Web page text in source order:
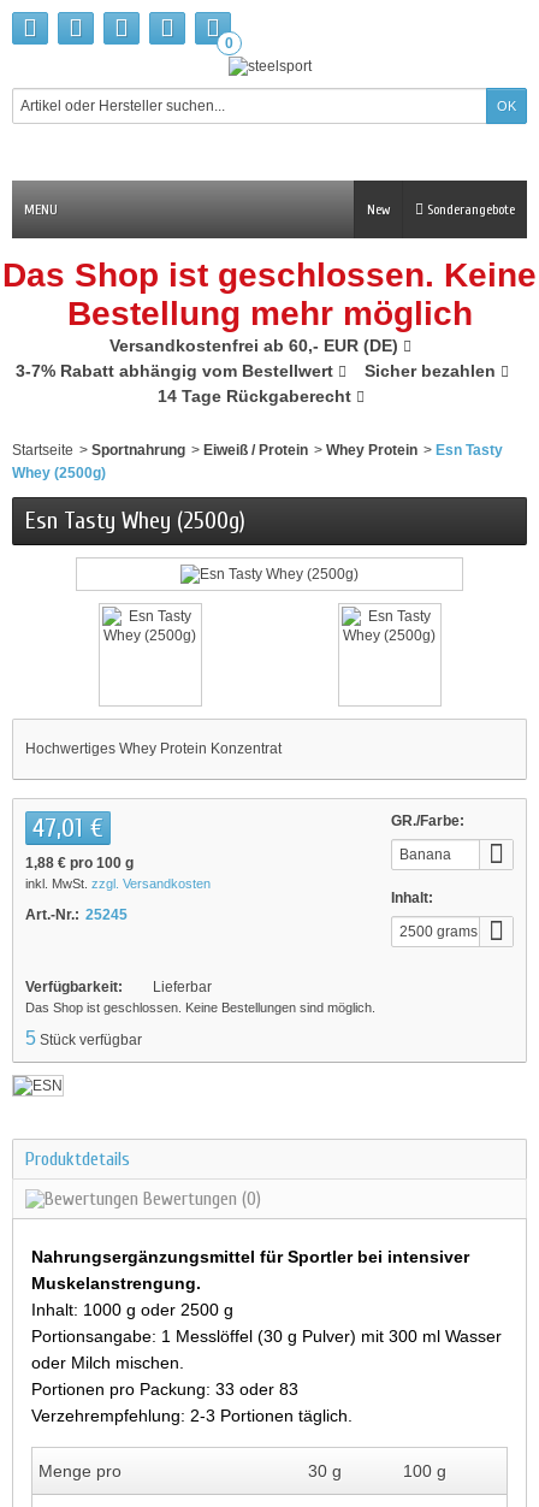
0
MENU Sonderangebote
New
Das Shop ist geschlossen. Keine
Bestellung mehr möglich
Versandkostenfrei ab 60,- EUR (DE)
3-7% Rabatt abhängig vom Bestellwert
Sicher bezahlen
14 Tage Rückgaberecht
Startseite > Sportnahrung > Eiweiß / Protein > Whey Protein > Esn Tasty
Whey (2500g)
Esn Tasty Whey (2500g)
Hochwertiges Whey Protein Konzentrat
GR./Farbe:
Banana
Inhalt:
2500 grams
47,01 €
1,88 € pro 100 g
inkl. MwSt. zzgl. Versandkosten
Art.-Nr.: 25245
Verfügbarkeit: Lieferbar
Das Shop ist geschlossen. Keine Bestellungen sind möglich.
5 Stück verfügbar
Produktdetails
Bewertungen (0)
Nahrungsergänzungsmittel für Sportler bei intensiver
Muskelanstrengung.
Inhalt: 1000 g oder 2500 g
Portionsangabe: 1 Messlöffel (30 g Pulver) mit 300 ml Wasser
oder Milch mischen.
Portionen pro Packung: 33 oder 83
Verzehrempfehlung: 2-3 Portionen täglich.
Menge pro 30 g 100 g